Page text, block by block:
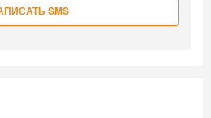
SMS